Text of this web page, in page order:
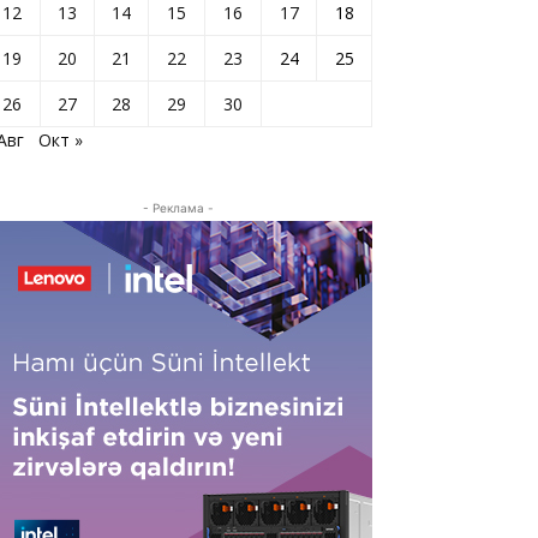
12 13 14 15 16 17
18
19
20 21 22 23 24
25
26
27 28 29
30
Окт »
- Реклама -